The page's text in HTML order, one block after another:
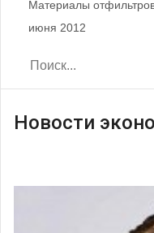
Материалы
июня 2012
Новости